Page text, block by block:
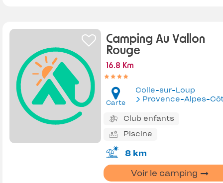
Camping Au Vallon
Rouge
16.8 Km
Carte
Colle-sur-Loup
Provence-Alpes-Côte
Club enfants
Piscine
8 km
Voir le camping